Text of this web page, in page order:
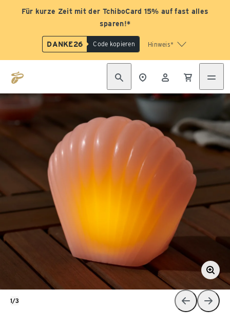
Für kurze Zeit mit der TchiboCard 15% auf fast alles
sparen!*
DANKE26 Code kopieren Hinweis*
1/3